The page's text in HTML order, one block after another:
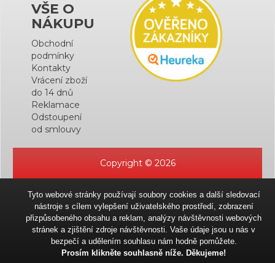
VŠE O
NÁKUPU
Obchodní
podmínky
Kontakty
Vrácení zboží
do 14 dnů
Reklamace
Odstoupení
od smlouvy
Copyright © 2026
Tyto webové stránky používají soubory cookies a další sledovací
nástroje s cílem vylepšení uživatelského prostředí, zobrazení
přizpůsobeného obsahu a reklam, analýzy návštěvnosti webových
stránek a zjištění zdroje návštěvnosti. Vaše údaje jsou u nás v
bezpečí a udělením souhlasu nám hodně pomůžete.
Prosím klikněte souhlasně níže. Děkujeme!